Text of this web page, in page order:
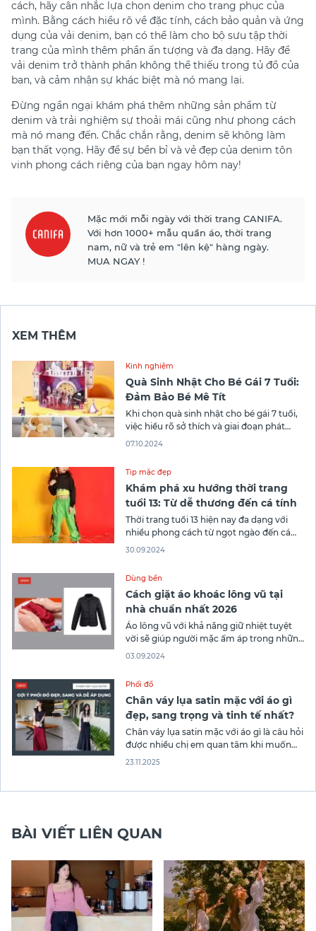
cách, hãy cân nhắc lựa chọn denim cho trang phục của
mình. Bằng cách hiểu rõ về đặc tính, cách bảo quản và ứng
dụng của vải denim, bạn có thể làm cho bộ sưu tập thời
trang của mình thêm phần ấn tượng và đa dạng. Hãy để
vải denim trở thành phần không thể thiếu trong tủ đồ của
bạn, và cảm nhận sự khác biệt mà nó mang lại.
Đừng ngần ngại khám phá thêm những sản phẩm từ
denim và trải nghiệm sự thoải mái cũng như phong cách
mà nó mang đến. Chắc chắn rằng, denim sẽ không làm
bạn thất vọng. Hãy để sự bền bỉ và vẻ đẹp của denim tôn
vinh phong cách riêng của bạn ngay hôm nay!
Mặc mới mỗi ngày với thời trang CANIFA.
Với hơn 1000+ mẫu quần áo, thời trang
nam, nữ và trẻ em "lên kệ" hàng ngày.
MUA NGAY !
XEM THÊM
Kinh nghiệm
Quà Sinh Nhật Cho Bé Gái 7 Tuổi:
Đảm Bảo Bé Mê Tít
Khi chọn quà sinh nhật cho bé gái 7 tuổi,
việc hiểu rõ sở thích và giai đoạn phát
triển của bé là rất quan trọng. Những
chất. Dưới đây
07.10.2024
Tip mặc đẹp
Khám phá xu hướng thời trang
tuổi 13: Từ dễ thương đến cá tính
Thời trang tuổi 13 hiện nay đa dạng với
nhiều phong cách từ ngọt ngào đến cá
tính. Đây là thời điểm bé bắt đầu định
CANIFA sẽ mang đến cho bạn những
30.09.2024
Dùng bền
Cách giặt áo khoác lông vũ tại
nhà chuẩn nhất 2026
Áo lông vũ với khả năng giữ nhiệt tuyệt
vời sẽ giúp người mặc ấm áp trong những
ngày lạnh giá. Giống với bất kỳ loại trang
bạn phải làm
03.09.2024
Phối đồ
Chân váy lụa satin mặc với áo gì
đẹp, sang trọng và tinh tế nhất?
Chân váy lụa satin mặc với áo gì là câu hỏi
được nhiều chị em quan tâm khi muốn
tạo nên những bộ trang phục thanh lịch
23.11.2025
BÀI VIẾT LIÊN QUAN